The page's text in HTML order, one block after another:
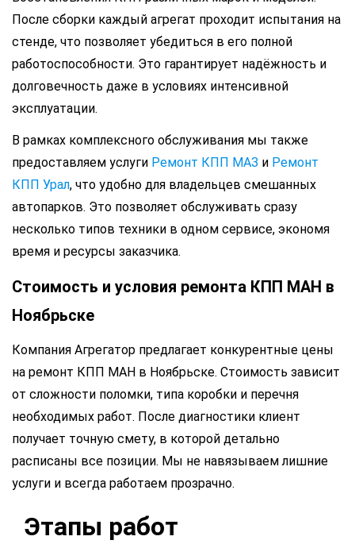
После сборки каждый агрегат проходит испытания на
стенде, что позволяет убедиться в его полной
работоспособности. Это гарантирует надёжность и
долговечность даже в условиях интенсивной
эксплуатации.
В рамках комплексного обслуживания мы также
предоставляем услуги Ремонт КПП МАЗ и Ремонт
КПП Урал, что удобно для владельцев смешанных
автопарков. Это позволяет обслуживать сразу
несколько типов техники в одном сервисе, экономя
время и ресурсы заказчика.
Стоимость и условия ремонта КПП МАН в
Ноябрьске
Компания Агрегатор предлагает конкурентные цены
на ремонт КПП МАН в Ноябрьске. Стоимость зависит
от сложности поломки, типа коробки и перечня
необходимых работ. После диагностики клиент
получает точную смету, в которой детально
расписаны все позиции. Мы не навязываем лишние
услуги и всегда работаем прозрачно.
Этапы работ